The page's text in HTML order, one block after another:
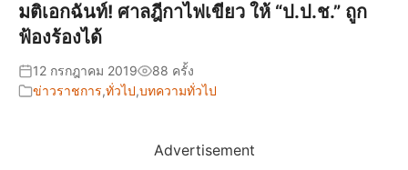
มติเอกฉันท์! ศาลฎีกาไฟเขียว ให้ “ป.ป.ช.” ถูก
ฟ้องร้องได้
12 กรกฎาคม 2019
88 ครั้ง
ข่าวราชการ,ทั่วไป,บทความทั่วไป
Advertisement